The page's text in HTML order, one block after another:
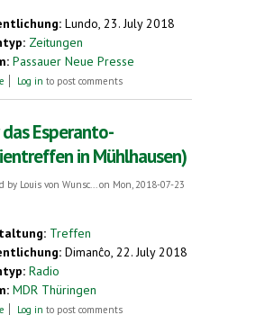
Lundo, 23. July 2018
Zeitungen
Passauer Neue Presse
about Kleine Schauspieler ganz groß
Log in to post comments
Esperanto-
in Mühlhausen)
by Louis von Wunsc...on Mon, 2018-07-23
Treffen
Dimanĉo, 22. July 2018
Radio
MDR Thüringen
about (Über das Esperanto-Familientreffen
Log in to post comments